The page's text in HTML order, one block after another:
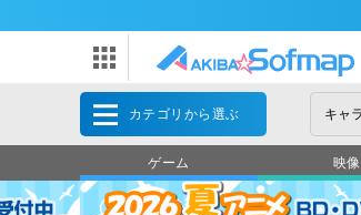
カテゴリから選ぶ
ゲーム 映像